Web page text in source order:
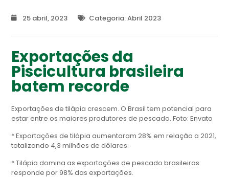
25 abril, 2023 Categoria:Abril 2023
Exportações da
Piscicultura brasileira
batem recorde
Exportações de tilápia crescem. O Brasil tem potencial para
estar entre os maiores produtores de pescado. Foto: Envato
* Exportações de tilápia aumentaram 28% em relação a 2021,
totalizando 4,3 milhões de dólares.
* Tilápia domina as exportações de pescado brasileiras:
responde por 98% das exportações.